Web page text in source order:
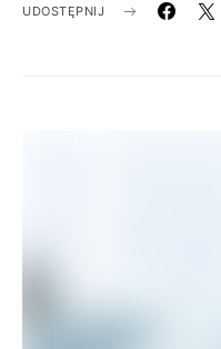
UDOSTĘPNIJ